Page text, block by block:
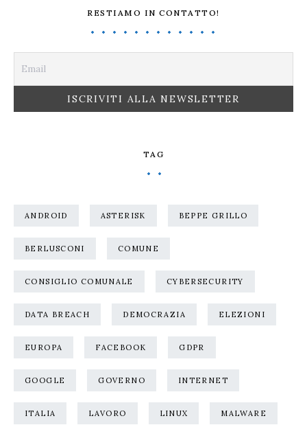
RESTIAMO IN CONTATTO!
TAG
ANDROID ASTERISK BEPPE GRILLO
BERLUSCONI COMUNE
CONSIGLIO COMUNALE CYBERSECURITY
DATA BREACH DEMOCRAZIA ELEZIONI
EUROPA FACEBOOK GDPR
GOOGLE GOVERNO INTERNET
ITALIA LAVORO LINUX MALWARE